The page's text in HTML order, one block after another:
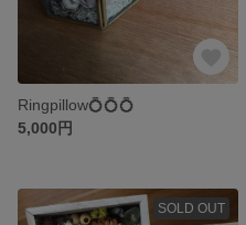
Ringpillow💍💍💍
5,000円
SOLD OUT